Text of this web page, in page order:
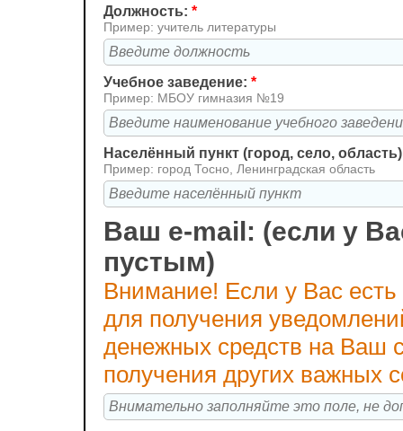
Должность: *
Пример: учитель литературы
Учебное заведение: *
Пример: МБОУ гимназия №19
Населённый пункт (город, село,
Пример: город Тосно, Ленинградская область
Ваш e-mail: (если у
пустым)
Внимание! Если у Вас
для получения
денежных средств на Ваш
получения других важных